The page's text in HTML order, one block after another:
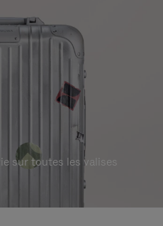
sur toutes les valises